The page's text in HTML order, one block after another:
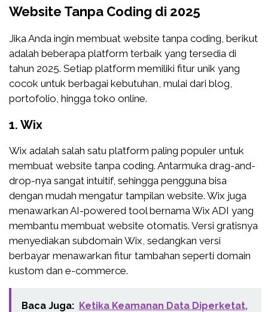
Website Tanpa Coding di 2025
Jika Anda ingin membuat website tanpa coding, berikut
adalah beberapa platform terbaik yang tersedia di
tahun 2025. Setiap platform memiliki fitur unik yang
cocok untuk berbagai kebutuhan, mulai dari blog,
portofolio, hingga toko online.
1. Wix
Wix adalah salah satu platform paling populer untuk
membuat website tanpa coding. Antarmuka drag-and-
drop-nya sangat intuitif, sehingga pengguna bisa
dengan mudah mengatur tampilan website. Wix juga
menawarkan AI-powered tool bernama Wix ADI yang
membantu membuat website otomatis. Versi gratisnya
menyediakan subdomain Wix, sedangkan versi
berbayar menawarkan fitur tambahan seperti domain
kustom dan e-commerce.
Baca Juga: Ketika Keamanan Data Diperketat,